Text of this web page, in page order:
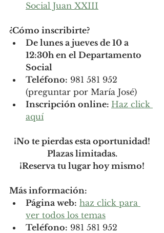
Social Juan XXIII
¿Cómo inscribirte?
De lunes a jueves de 10 a
12:30h en el Departamento
Social
Teléfono: 981 581 952
(preguntar por María José)
Inscripción online: Haz click
aquí
¡No te pierdas esta oportunidad!
Plazas limitadas.
¡Reserva tu lugar hoy mismo!
Más información:
Página web: haz click para
ver todos los temas
Teléfono: 981 581 952